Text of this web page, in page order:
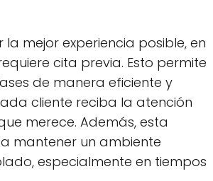
mejor experiencia posible, en
cita previa. Esto permite
de manera eficiente y
cliente reciba la atención
merece. Además, esta
mantener un ambiente
especialmente en tiempos